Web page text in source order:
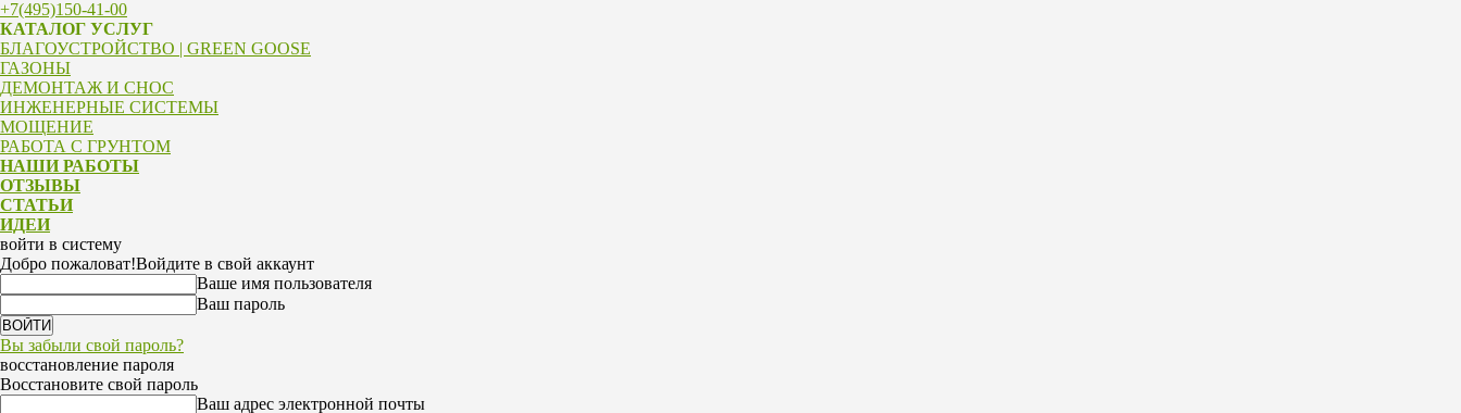
+7(495)150-41-00
КАТАЛОГ УСЛУГ
БЛАГОУСТРОЙСТВО | GREEN GOOSE
ГАЗОНЫ
ДЕМОНТАЖ И СНОС
ИНЖЕНЕРНЫЕ СИСТЕМЫ
МОЩЕНИЕ
РАБОТА С ГРУНТОМ
НАШИ РАБОТЫ
ОТЗЫВЫ
СТАТЬИ
ИДЕИ
войти в систему
Добро пожаловат!Войдите в свой аккаунт
Ваше имя пользователя
Ваш пароль
Вы забыли свой пароль?
восстановление пароля
Восстановите свой пароль
Ваш адрес электронной почты